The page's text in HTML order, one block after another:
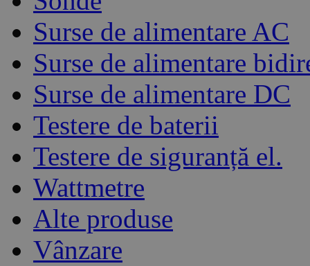
Surse de alimentare AC
Surse de alimentare
Surse de alimentare DC
Testere de baterii
Testere de siguranță el.
Wattmetre
Alte produse
Vânzare